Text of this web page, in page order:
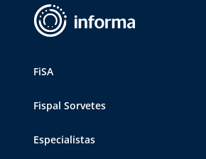
FiSA
Fispal Sorvetes
Especialistas